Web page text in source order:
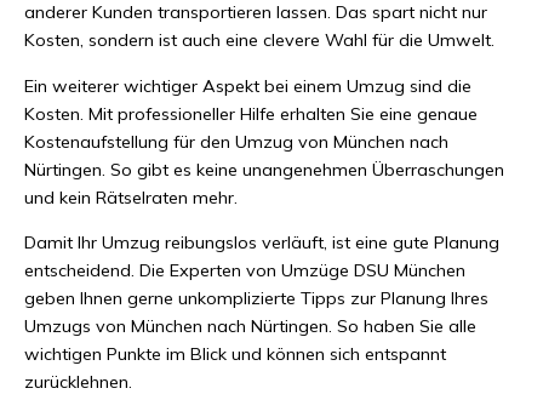
anderer Kunden transportieren lassen. Das spart nicht nur
Kosten, sondern ist auch eine clevere Wahl für die Umwelt.
Ein weiterer wichtiger Aspekt bei einem Umzug sind die
Kosten. Mit professioneller Hilfe erhalten Sie eine genaue
Kostenaufstellung für den Umzug von München nach
Nürtingen. So gibt es keine unangenehmen Überraschungen
und kein Rätselraten mehr.
Damit Ihr Umzug reibungslos verläuft, ist eine gute Planung
entscheidend. Die Experten von Umzüge DSU München
geben Ihnen gerne unkomplizierte Tipps zur Planung Ihres
Umzugs von München nach Nürtingen. So haben Sie alle
wichtigen Punkte im Blick und können sich entspannt
zurücklehnen.